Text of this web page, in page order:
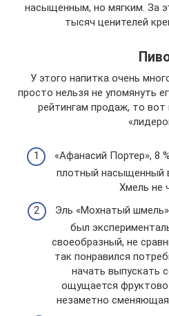
насыщенным, но мягким. За
тысяч ценителей
У этого напитка очень
просто нельзя не упомянуть
рейтингам продаж, то
«Афанасий Портер», 8
плотный насыщенный
Хмель не
Эль «Мохнатый
был
своеобразный, не
так понравился
начать выпускать
ощущается
незаметно